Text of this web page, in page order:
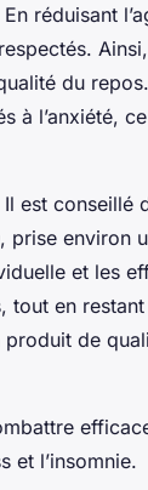
réduisant
du
à l’anxiété,
est conseillé
environ
et les
en
de
et l’insomnie.